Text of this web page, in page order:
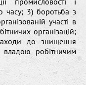
часу; 3) боротьба з
участі в
організацій;
до знищення
владою робітничим